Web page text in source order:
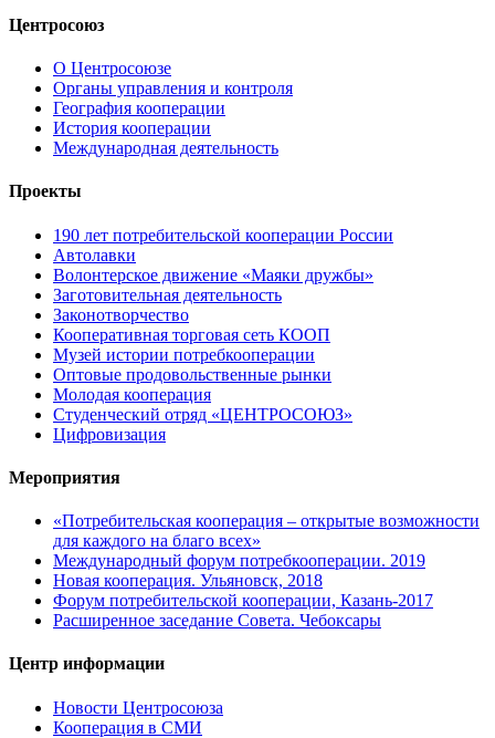
Центросоюз
О Центросоюзе
Органы управления и контроля
География кооперации
История кооперации
Международная деятельность
Проекты
190 лет потребительской кооперации России
Автолавки
Волонтерское движение «Маяки дружбы»
Заготовительная деятельность
Законотворчество
Кооперативная торговая сеть КООП
Музей истории потребкооперации
Оптовые продовольственные рынки
Молодая кооперация
Студенческий отряд «ЦЕНТРОСОЮЗ»
Цифровизация
Мероприятия
«Потребительская кооперация – открытые возможности
для каждого на благо всех»
Международный форум потребкооперации. 2019
Новая кооперация. Ульяновск, 2018
Форум потребительской кооперации, Казань-2017
Расширенное заседание Совета. Чебоксары
Центр информации
Новости Центросоюза
Кооперация в СМИ